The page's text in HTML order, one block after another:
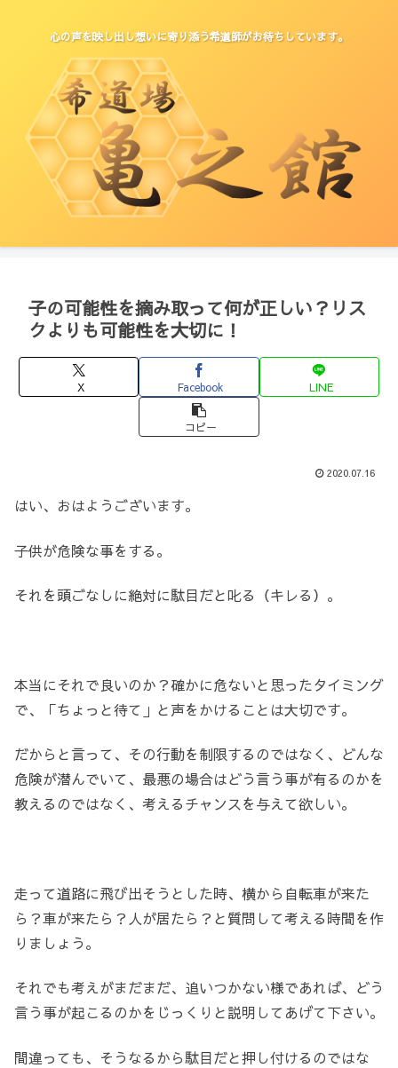
心の声を映し出し想いに寄り添う希道師がお待ちしています。
子の可能性を摘み取って何が正しい？リス
クよりも可能性を大切に！
X Facebook LINE
コピー
2020.07.16
はい、おはようございます。
子供が危険な事をする。
それを頭ごなしに絶対に駄目だと叱る（キレる）。
本当にそれで良いのか？確かに危ないと思ったタイミング
で、「ちょっと待て」と声をかけることは大切です。
だからと言って、その行動を制限するのではなく、どんな
危険が潜んでいて、最悪の場合はどう言う事が有るのかを
教えるのではなく、考えるチャンスを与えて欲しい。
走って道路に飛び出そうとした時、横から自転車が来た
ら？車が来たら？人が居たら？と質問して考える時間を作
りましょう。
それでも考えがまだまだ、追いつかない様であれば、どう
言う事が起こるのかをじっくりと説明してあげて下さい。
間違っても、そうなるから駄目だと押し付けるのではな